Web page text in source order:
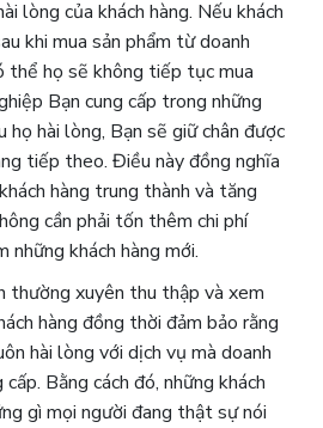
lòng của khách hàng. Nếu khách
khi mua sản phẩm từ doanh
thể họ sẽ không tiếp tục mua
Bạn cung cấp trong những
họ hài lòng, Bạn sẽ giữ chân được
tiếp theo. Điều này đồng nghĩa
hàng trung thành và tăng
cần phải tốn thêm chi phí
những khách hàng mới.
thường xuyên thu thập và xem
hàng đồng thời đảm bảo rằng
hài lòng với dịch vụ mà doanh
Bằng cách đó, những khách
gì mọi người đang thật sự nói